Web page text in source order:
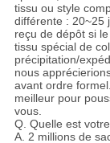
tissu ou style
différente : 20~25
reçu de dépôt si
tissu spécial de
précipitation/
nous
avant ordre
meilleur pour
vous.
Q. Quelle est
A. 2 millions de